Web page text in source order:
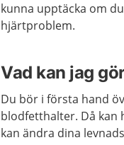
kunna upptäcka om
hjärtproblem.
Vad kan jag
Du bör i första hand
blodfetthalter. Då kan
kan ändra dina